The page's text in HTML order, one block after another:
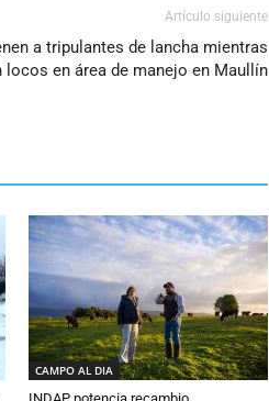
Artículo siguiente
a tripulantes de lancha mientras
locos en área de manejo en Maullín
CAMPO AL DIA